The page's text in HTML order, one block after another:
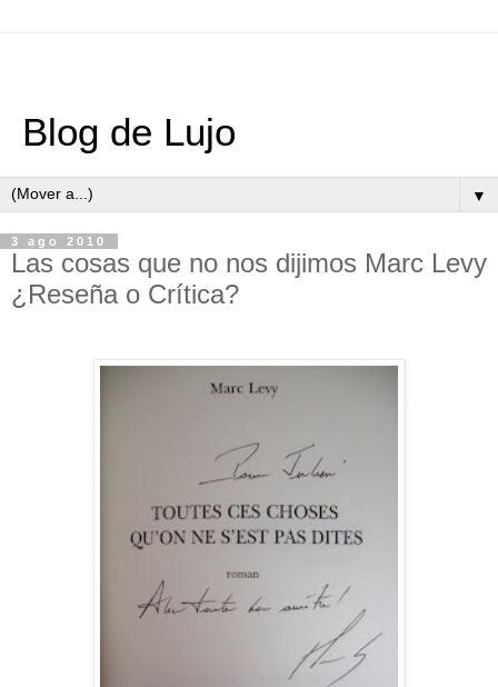
Blog de Lujo
▼
3 ago 2010
Las cosas que no nos dijimos Marc Levy
¿Reseña o Crítica?